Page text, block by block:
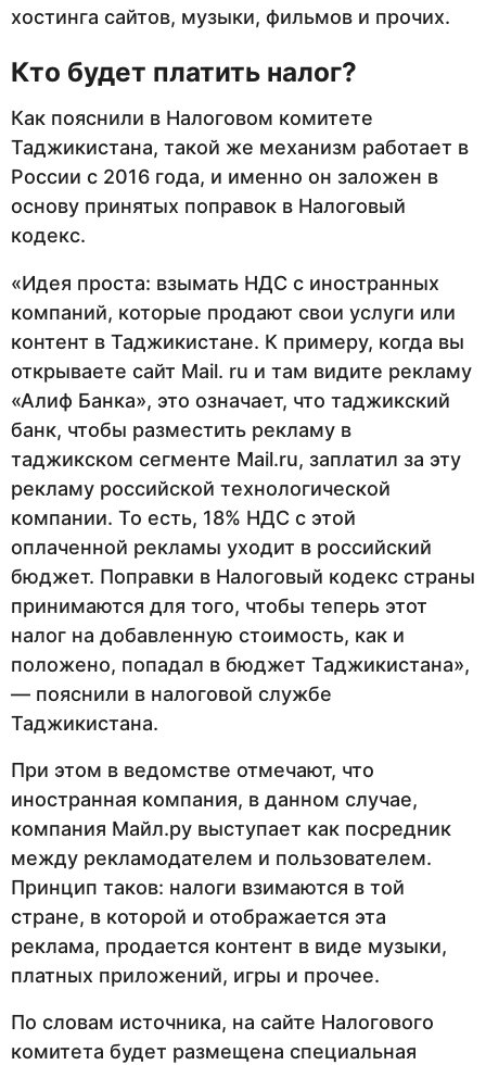
хостинга сайтов, музыки, фильмов и прочих.
Кто будет платить налог?
Как пояснили в Налоговом комитете
Таджикистана, такой же механизм работает в
России с 2016 года, и именно он заложен в
основу принятых поправок в Налоговый
кодекс.
«Идея проста: взымать НДС с иностранных
компаний, которые продают свои услуги или
контент в Таджикистане. К примеру, когда вы
открываете сайт Mail. ru и там видите рекламу
«Алиф Банка», это означает, что таджикский
банк, чтобы разместить рекламу в
таджикском сегменте Mail.ru, заплатил за эту
рекламу российской технологической
компании. То есть, 18% НДС с этой
оплаченной рекламы уходит в российский
бюджет. Поправки в Налоговый кодекс страны
принимаются для того, чтобы теперь этот
налог на добавленную стоимость, как и
положено, попадал в бюджет Таджикистана»,
— пояснили в налоговой службе
Таджикистана.
При этом в ведомстве отмечают, что
иностранная компания, в данном случае,
компания Майл.ру выступает как посредник
между рекламодателем и пользователем.
Принцип таков: налоги взимаются в той
стране, в которой и отображается эта
реклама, продается контент в виде музыки,
платных приложений, игры и прочее.
По словам источника, на сайте Налогового
комитета будет размещена специальная